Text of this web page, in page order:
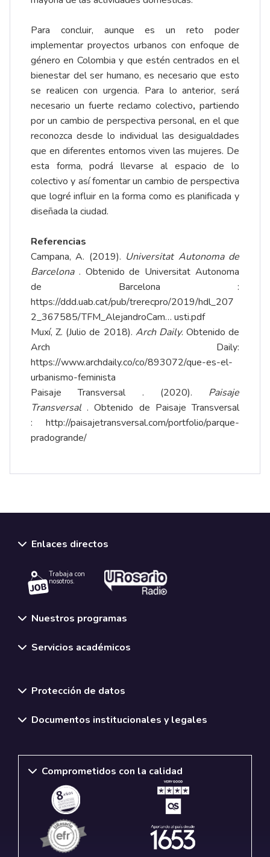
Para concluir, aunque es un reto poder
implementar proyectos urbanos con enfoque de
género en Colombia y que estén centrados en el
bienestar del ser humano, es necesario que esto
se realicen con urgencia. Para lo anterior, será
necesario un fuerte reclamo colectivo, partiendo
por un cambio de perspectiva personal, en el que
reconozca desde lo individual las desigualdades
que en diferentes entornos viven las mujeres. De
esta forma, podrá llevarse al espacio de lo
colectivo y así fomentar un cambio de perspectiva
que logré influir en la forma como es planificada y
diseñada la ciudad.
Referencias
Campana, A. (2019). Universitat Autonoma de
Barcelona . Obtenido de Universitat Autonoma
de Barcelona :
https://ddd.uab.cat/pub/trerecpro/2019/hdl_207
2_367585/TFM_AlejandroCam… usti.pdf
Muxí, Z. (Julio de 2018). Arch Daily. Obtenido de
Arch Daily:
https://www.archdaily.co/co/893072/que-es-el-
urbanismo-feminista
Paisaje Transversal . (2020). Paisaje
Transversal. Obtenido de Paisaje Transversal
: http://paisajetransversal.com/portfolio/parque-
pradogrande/
Enlaces directos
Trabaja con
nosotros.
Nuestros programas
Servicios académicos
Protección de datos
Documentos institucionales y legales
Comprometidos con la calidad